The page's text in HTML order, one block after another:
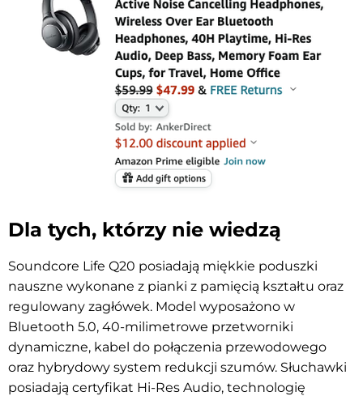
Dla tych, którzy nie wiedzą
Soundcore Life Q20 posiadają miękkie poduszki
nauszne wykonane z pianki z pamięcią kształtu oraz
regulowany zagłówek. Model wyposażono w
Bluetooth 5.0, 40-milimetrowe przetworniki
dynamiczne, kabel do połączenia przewodowego
oraz hybrydowy system redukcji szumów. Słuchawki
posiadają certyfikat Hi-Res Audio, technologię